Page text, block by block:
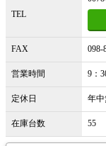
TEL
FAX 098-
営業時間 9：
定休日 年
在庫台数 55